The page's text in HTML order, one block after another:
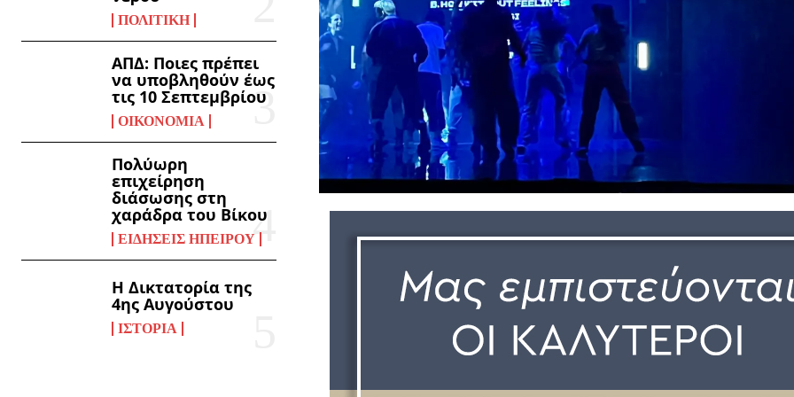
ΠΟΛΙΤΙΚΉ
ΑΠΔ: Ποιες πρέπει
να υποβληθούν έως
τις 10 Σεπτεμβρίου
ΟΙΚΟΝΟΜΊΑ
Πολύωρη
επιχείρηση
διάσωσης στη
χαράδρα του Βίκου
ΕΙΔΉΣΕΙΣ ΗΠΕΊΡΟΥ
Η Δικτατορία της
4ης Αυγούστου
ΙΣΤΟΡΊΑ